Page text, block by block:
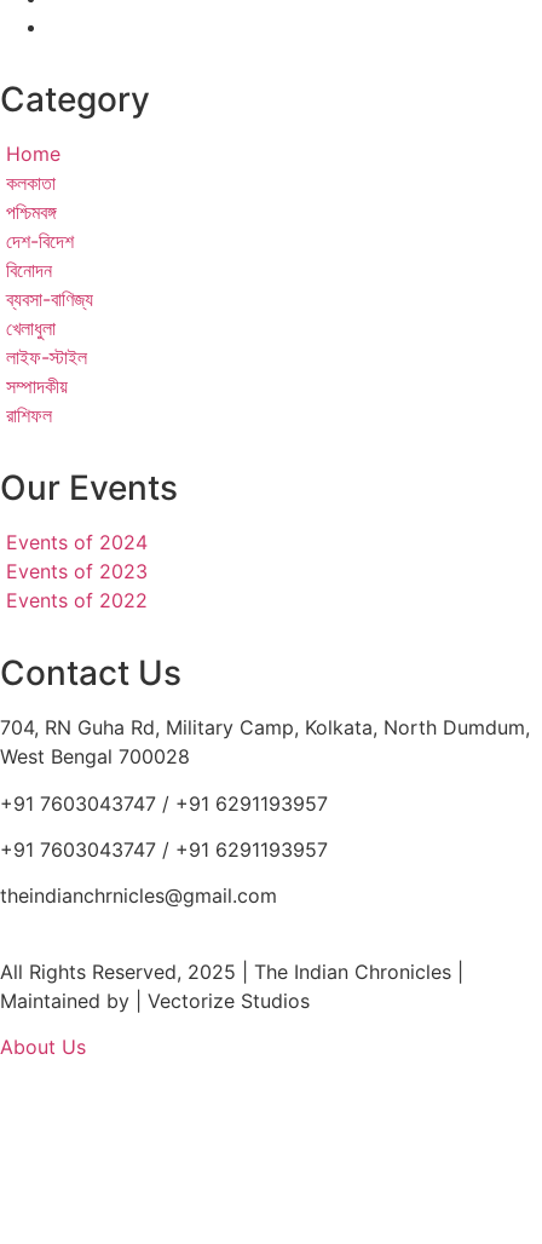
Category
Home
কলকাতা
পশ্চিমবঙ্গ
দেশ-বিদেশ
বিনোদন
ব্যবসা-বাণিজ্য
খেলাধুলা
লাইফ-স্টাইল
সম্পাদকীয়
রাশিফল
Our Events
Events of 2024
Events of 2023
Events of 2022
Contact Us
704, RN Guha Rd, Military Camp, Kolkata, North Dumdum,
West Bengal 700028
+91 7603043747 / +91 6291193957
+91 7603043747 / +91 6291193957
theindianchrnicles@gmail.com
All Rights Reserved, 2025 | The Indian Chronicles |
Maintained by | Vectorize Studios
About Us